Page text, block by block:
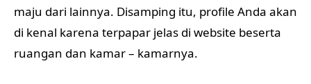
maju dari lainnya. Disamping itu, profile Anda akan
di kenal karena terpapar jelas di website beserta
ruangan dan kamar – kamarnya.